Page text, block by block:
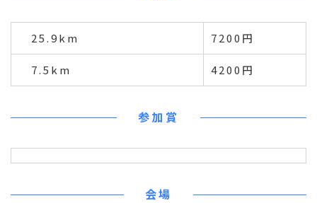
25.9km 7200円
7.5km 4200円
参加賞
会場